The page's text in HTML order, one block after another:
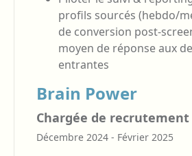
profils sourcés (hebdo/
de conversion post-
moyen de réponse aux
entrantes
Brain Power
Chargée de recrutement
Décembre 2024 - Février 2025